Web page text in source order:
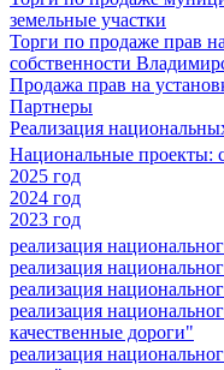
земельные участки
Торги по продаже прав
собственности
Продажа прав на
Партнеры
Реализация
Национальные проекты:
2025 год
2024 год
2023 год
реализация
реализация
реализация
реализация
качественные дороги"
реализация